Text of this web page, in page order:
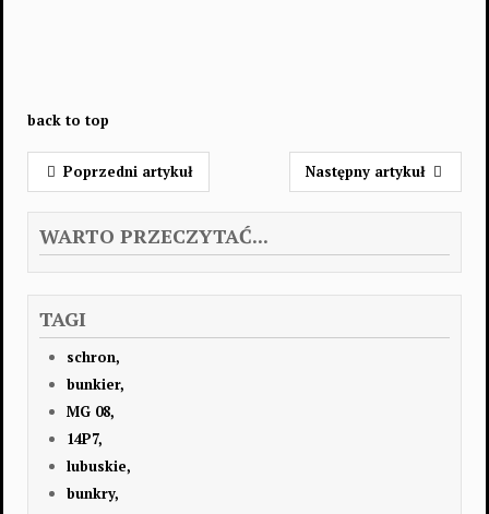
back to top
Poprzedni artykuł Następny artykuł
WARTO PRZECZYTAĆ...
TAGI
schron,
bunkier,
MG 08,
14P7,
lubuskie,
bunkry,